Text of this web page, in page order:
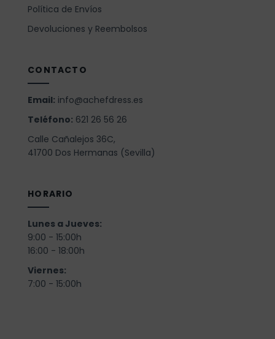
Política de Envíos
Devoluciones y Reembolsos
CONTACTO
Email: info@achefdress.es
Teléfono: 621 26 56 26
Calle Cañalejos 36C,
41700 Dos Hermanas (Sevilla)
HORARIO
Lunes a Jueves:
9:00 - 15:00h
16:00 - 18:00h
Viernes:
7:00 - 15:00h